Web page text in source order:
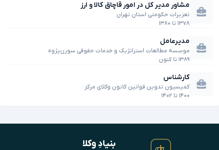
مشاور مدیر کل در امور قاچاق کالا و ارز
تعزیرات حکومتی استان تهران
۱۳۷۸ تا ۱۳۸۰
مدیرعامل
موسسه مطالعات استراتژیک و خدمات حقوقی سورن‌پژوه
۱۳۸۹ تا کنون
کارشناس
کمیسیون تدوین قوانین کانون وکلای مرکز
۱۴۰۰ تا ۱۴۰۲
بنیادِ وکلا